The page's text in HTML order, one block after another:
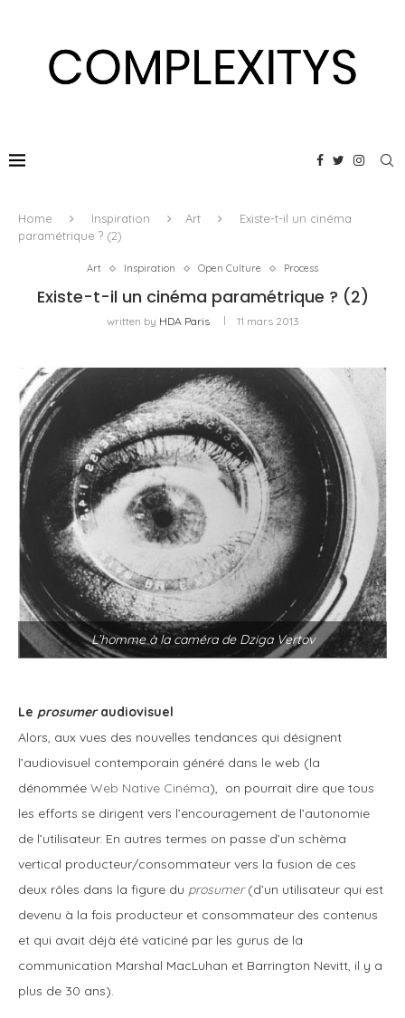
Home Inspiration Art
Existe-t-il un cinéma
paramétrique ? (2)
Art Inspiration Open Culture Process
Existe-t-il un cinéma paramétrique ? (2)
written by HDA Paris 11 mars 2013
L’homme à la caméra de Dziga Vertov
Le prosumeraudiovisuel
Alors, aux vues des nouvelles tendances qui désignent
l’audiovisuel contemporain généré dans le web (la
dénommée Web Native Cinéma), on pourrait dire que tous
les efforts se dirigent vers l’encouragement de l’autonomie
de l’utilisateur. En autres termes on passe d’un schèma
vertical producteur/consommateur vers la fusion de ces
deux rôles dans la figure du prosumer(d’un utilisateur qui est
devenu à la fois producteur et consommateur des contenus
et qui avait déjà été vaticiné par les gurus de la
communication Marshal MacLuhan et Barrington Nevitt, il y a
plus de 30 ans).